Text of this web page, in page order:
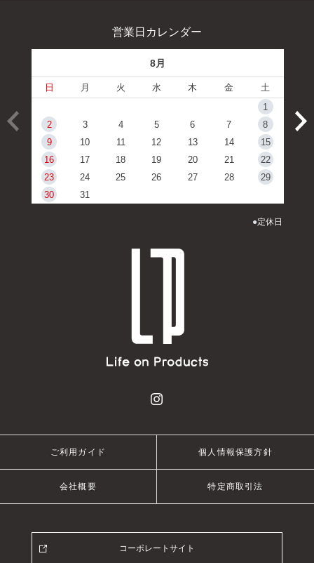
営業日カレンダー
8月
日 月 火 水 木 金
土
1
2
3 4 5 6 7
8
9
10 11 12 13 14
15
16
17 18 19 20 21
22
23
24 25 26 27 28
29
30
31
●定休日
ご利用ガイド 個人情報保護方針
会社概要 特定商取引法
コーポレートサイト